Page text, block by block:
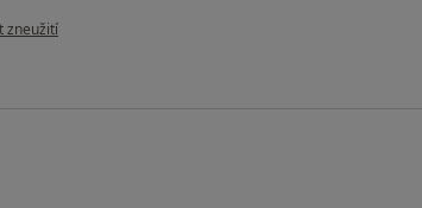
uživatele Pacient
zneužití